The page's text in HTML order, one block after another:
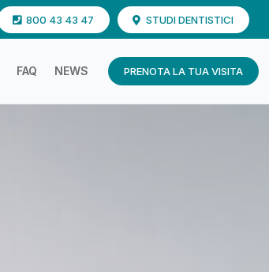
800 43 43 47 STUDI DENTISTICI
FAQ NEWS PRENOTA LA TUA VISITA